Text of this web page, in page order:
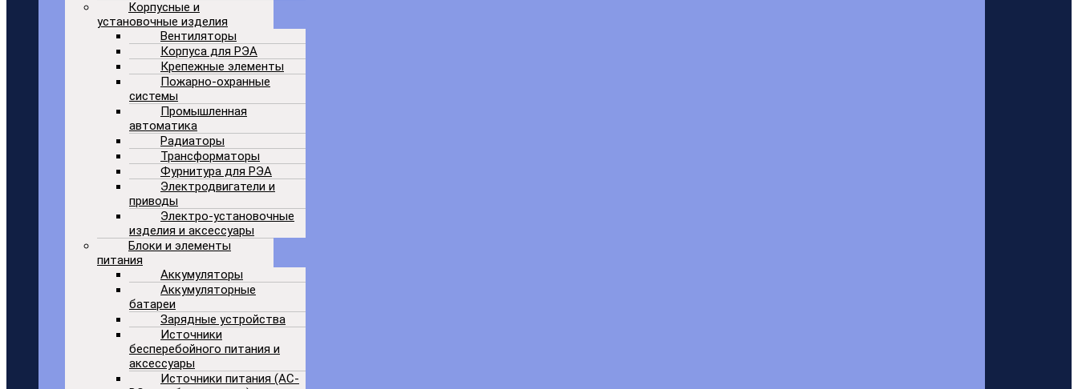
Корпусные и
установочные изделия
Вентиляторы
Корпуса для РЭА
Крепежные элементы
Пожарно-охранные
системы
Промышленная
автоматика
Радиаторы
Трансформаторы
Фурнитура для РЭА
Электродвигатели и
приводы
Электро-установочные
изделия и аксессуары
Блоки и элементы
питания
Аккумуляторы
Аккумуляторные
батареи
Зарядные устройства
Источники
бесперебойного питания и
аксессуары
Источники питания (AC-